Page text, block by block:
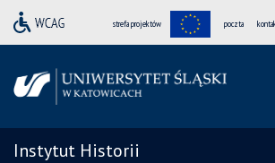
strefa projektów poczta
Instytut Historii